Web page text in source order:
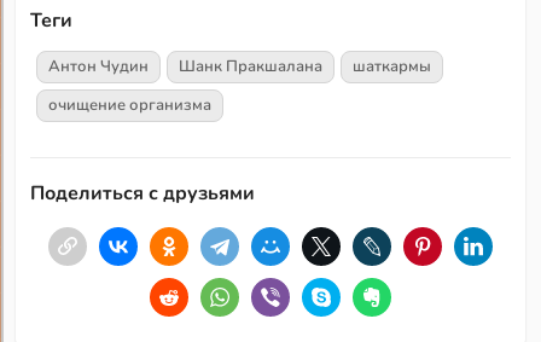
Теги
Антон Чудин Шанк Пракшалана
шаткармы
очищение организма
Поделиться с друзьями